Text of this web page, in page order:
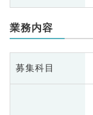
業務内容
募集科目